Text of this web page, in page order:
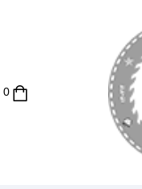
‏0